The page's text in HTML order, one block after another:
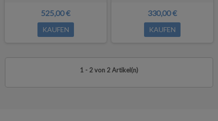
525,00 €
KAUFEN
330,00 €
KAUFEN
1 - 2 von 2 Artikel(n)